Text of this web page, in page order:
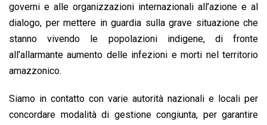
governi e alle organizzazioni internazionali all’azione e al
dialogo, per mettere in guardia sulla grave situazione che
stanno vivendo le popolazioni indigene, di fronte
all’allarmante aumento delle infezioni e morti nel territorio
amazzonico.
Siamo in contatto con varie autorità nazionali e locali per
concordare modalità di gestione congiunta, per garantire